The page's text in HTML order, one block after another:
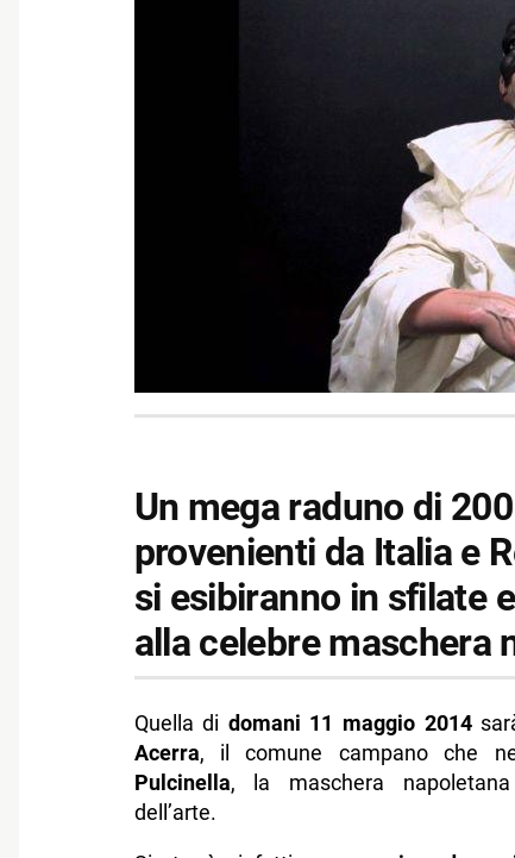
Un mega raduno di
provenienti da Italia e
si esibiranno in sfilate
alla celebre maschera
Quella di domani 11 maggio 2014
Acerra, il comune campano che
Pulcinella, la maschera
dell’arte.